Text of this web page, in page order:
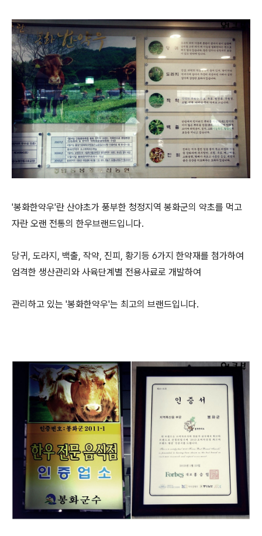
'봉화한약우'란 산야초가 풍부한 청정지역 봉화군의 약초를 먹고
자란 오랜 전통의 한우브랜드입니다.
당귀, 도라지, 백출, 작약, 진피, 황기등 6가지 한약재를 첨가하여
엄격한 생산관리와 사육단계별 전용사료로 개발하여
관리하고 있는 '봉화한약우'는 최고의 브랜드입니다.